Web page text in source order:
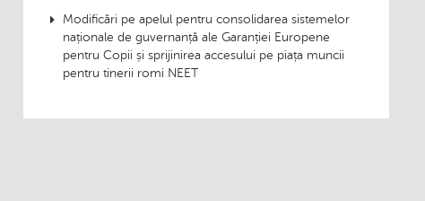
Modificări pe apelul pentru consolidarea sistemelor
naționale de guvernanță ale Garanției Europene
pentru Copii și sprijinirea accesului pe piața muncii
pentru tinerii romi NEET